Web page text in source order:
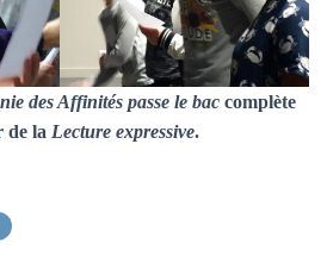
des Affinités passe le bac complète
de la Lecture expressive.